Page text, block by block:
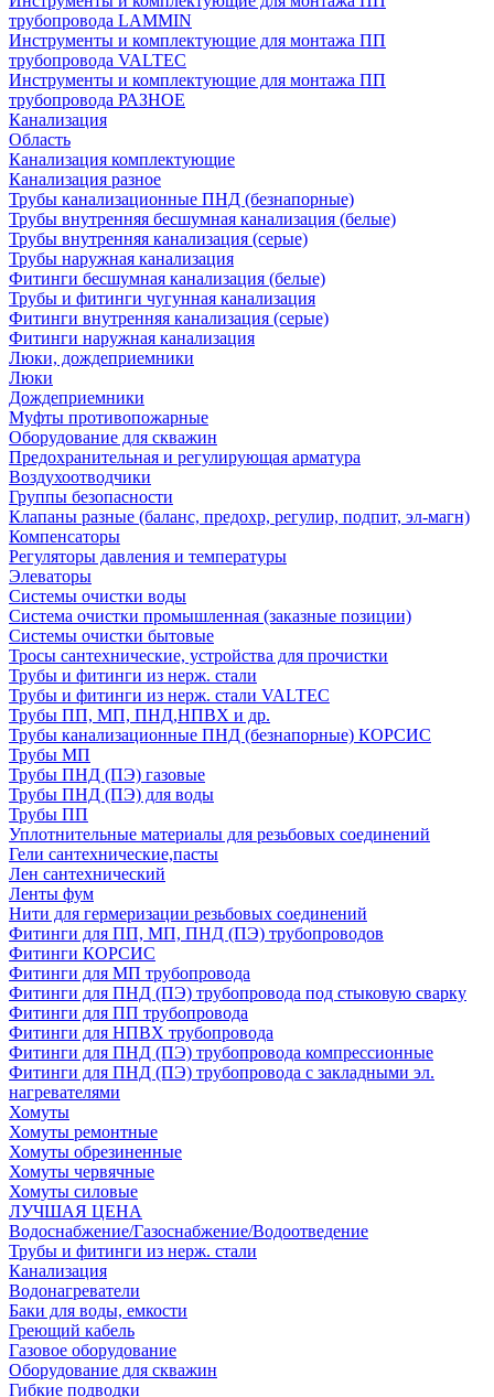
трубопровода LAMMIN
Инструменты и комплектующие для монтажа ПП
трубопровода VALTEC
Инструменты и комплектующие для монтажа ПП
трубопровода РАЗНОЕ
Канализация
Область
Канализация комплектующие
Канализация разное
Трубы канализационные ПНД (безнапорные)
Трубы внутренняя бесшумная канализация (белые)
Трубы внутренняя канализация (серые)
Трубы наружная канализация
Фитинги бесшумная канализация (белые)
Трубы и фитинги чугунная канализация
Фитинги внутренняя канализация (серые)
Фитинги наружная канализация
Люки, дождеприемники
Люки
Дождеприемники
Муфты противопожарные
Оборудование для скважин
Предохранительная и регулирующая арматура
Воздухоотводчики
Группы безопасности
Клапаны разные (баланс, предохр, регулир, подпит, эл-магн)
Компенсаторы
Регуляторы давления и температуры
Элеваторы
Системы очистки воды
Система очистки промышленная (заказные позиции)
Системы очистки бытовые
Тросы сантехнические, устройства для прочистки
Трубы и фитинги из нерж. стали
Трубы и фитинги из нерж. стали VALTEC
Трубы ПП, МП, ПНД,НПВХ и др.
Трубы канализационные ПНД (безнапорные) КОРСИС
Трубы МП
Трубы ПНД (ПЭ) газовые
Трубы ПНД (ПЭ) для воды
Трубы ПП
Уплотнительные материалы для резьбовых соединений
Гели сантехнические,пасты
Лен сантехнический
Ленты фум
Нити для гермеризации резьбовых соединений
Фитинги для ПП, МП, ПНД (ПЭ) трубопроводов
Фитинги КОРСИС
Фитинги для МП трубопровода
Фитинги для ПНД (ПЭ) трубопровода под стыковую сварку
Фитинги для ПП трубопровода
Фитинги для НПВХ трубопровода
Фитинги для ПНД (ПЭ) трубопровода компрессионные
Фитинги для ПНД (ПЭ) трубопровода с закладными эл.
нагревателями
Хомуты
Хомуты ремонтные
Хомуты обрезиненные
Хомуты червячные
Хомуты силовые
ЛУЧШАЯ ЦЕНА
Водоснабжение/Газоснабжение/Водоотведение
Трубы и фитинги из нерж. стали
Канализация
Водонагреватели
Баки для воды, емкости
Греющий кабель
Газовое оборудование
Оборудование для скважин
Гибкие подводки